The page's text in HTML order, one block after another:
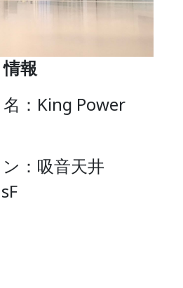
報
：King Power
：吸音天井
FocusF